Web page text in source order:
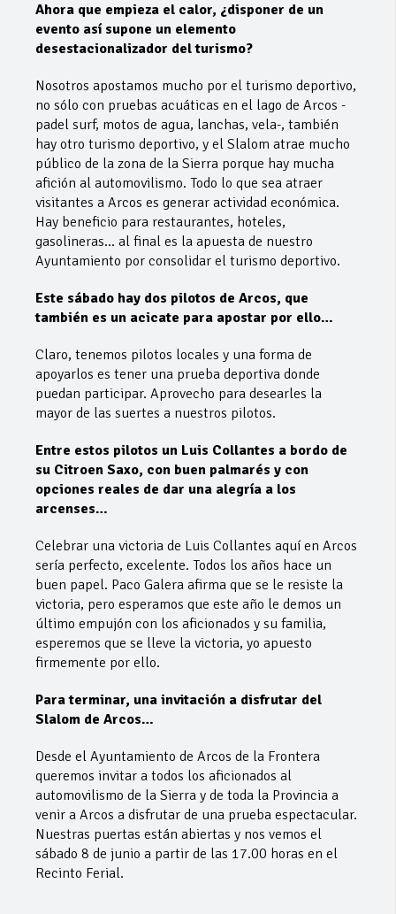
Ahora que empieza el calor, ¿disponer de un
evento así supone un elemento
desestacionalizador del turismo?
Nosotros apostamos mucho por el turismo deportivo,
no sólo con pruebas acuáticas en el lago de Arcos -
padel surf, motos de agua, lanchas, vela-, también
hay otro turismo deportivo, y el Slalom atrae mucho
público de la zona de la Sierra porque hay mucha
afición al automovilismo. Todo lo que sea atraer
visitantes a Arcos es generar actividad económica.
Hay beneficio para restaurantes, hoteles,
gasolineras… al final es la apuesta de nuestro
Ayuntamiento por consolidar el turismo deportivo.
Este sábado hay dos pilotos de Arcos, que
también es un acicate para apostar por ello…
Claro, tenemos pilotos locales y una forma de
apoyarlos es tener una prueba deportiva donde
puedan participar. Aprovecho para desearles la
mayor de las suertes a nuestros pilotos.
Entre estos pilotos un Luis Collantes a bordo de
su Citroen Saxo, con buen palmarés y con
opciones reales de dar una alegría a los
arcenses…
Celebrar una victoria de Luis Collantes aquí en Arcos
sería perfecto, excelente. Todos los años hace un
buen papel. Paco Galera afirma que se le resiste la
victoria, pero esperamos que este año le demos un
último empujón con los aficionados y su familia,
esperemos que se lleve la victoria, yo apuesto
firmemente por ello.
Para terminar, una invitación a disfrutar del
Slalom de Arcos…
Desde el Ayuntamiento de Arcos de la Frontera
queremos invitar a todos los aficionados al
automovilismo de la Sierra y de toda la Provincia a
venir a Arcos a disfrutar de una prueba espectacular.
Nuestras puertas están abiertas y nos vemos el
sábado 8 de junio a partir de las 17.00 horas en el
Recinto Ferial.